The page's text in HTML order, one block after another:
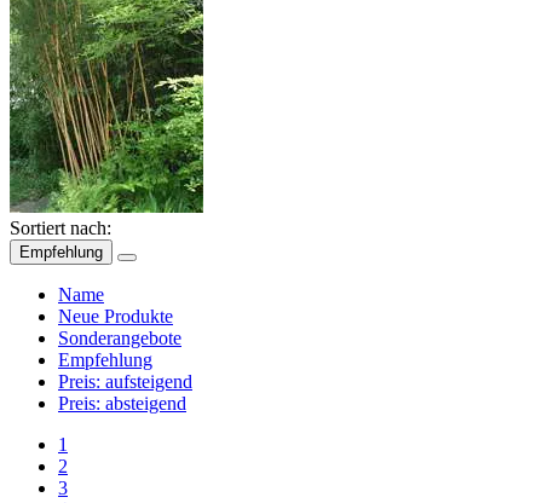
Sortiert nach:
Empfehlung
Name
Neue Produkte
Sonderangebote
Empfehlung
Preis: aufsteigend
Preis: absteigend
1
2
3